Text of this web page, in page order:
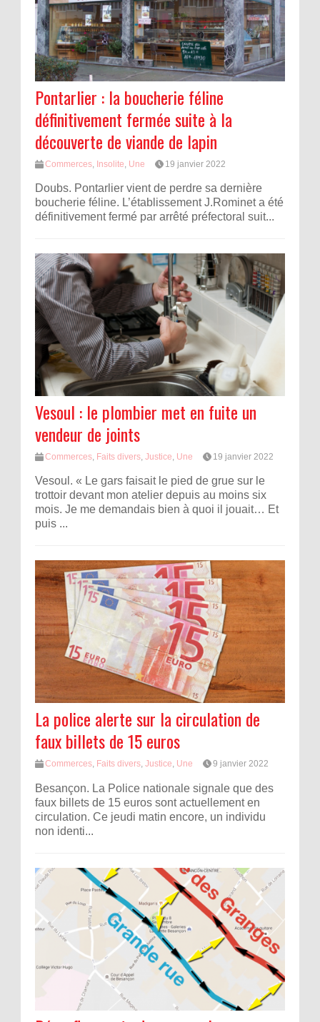
Pontarlier : la boucherie féline
définitivement fermée suite à la
découverte de viande de lapin
Commerces, Insolite, Une 19 janvier 2022
Doubs. Pontarlier vient de perdre sa dernière
boucherie féline. L’établissement J.Rominet a été
définitivement fermé par arrêté préfectoral suit...
Vesoul : le plombier met en fuite un
vendeur de joints
Commerces, Faits divers, Justice, Une 19 janvier 2022
Vesoul. « Le gars faisait le pied de grue sur le
trottoir devant mon atelier depuis au moins six
mois. Je me demandais bien à quoi il jouait… Et
puis ...
La police alerte sur la circulation de
faux billets de 15 euros
Commerces, Faits divers, Justice, Une 9 janvier 2022
Besançon. La Police nationale signale que des
faux billets de 15 euros sont actuellement en
circulation. Ce jeudi matin encore, un individu
non identi...